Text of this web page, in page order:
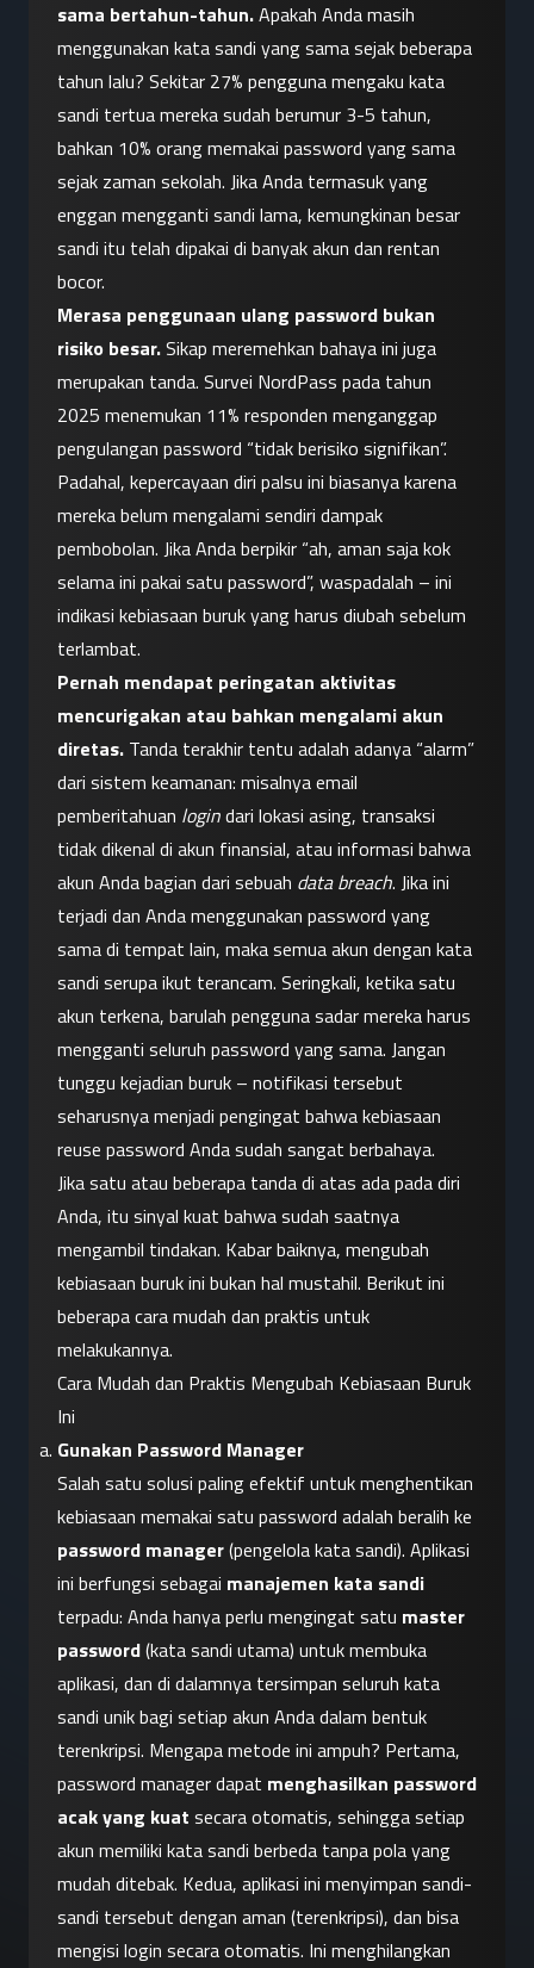
sama bertahun-tahun. Apakah Anda masih
menggunakan kata sandi yang sama sejak beberapa
tahun lalu? Sekitar 27% pengguna mengaku kata
sandi tertua mereka sudah berumur 3-5 tahun,
bahkan 10% orang memakai password yang sama
sejak zaman sekolah. Jika Anda termasuk yang
enggan mengganti sandi lama, kemungkinan besar
sandi itu telah dipakai di banyak akun dan rentan
bocor.
Merasa penggunaan ulang password bukan
risiko besar. Sikap meremehkan bahaya ini juga
merupakan tanda. Survei NordPass pada tahun
2025 menemukan 11% responden menganggap
pengulangan password “tidak berisiko signifikan”.
Padahal, kepercayaan diri palsu ini biasanya karena
mereka belum mengalami sendiri dampak
pembobolan. Jika Anda berpikir “ah, aman saja kok
selama ini pakai satu password”, waspadalah – ini
indikasi kebiasaan buruk yang harus diubah sebelum
terlambat.
Pernah mendapat peringatan aktivitas
mencurigakan atau bahkan mengalami akun
diretas. Tanda terakhir tentu adalah adanya “alarm”
dari sistem keamanan: misalnya email
pemberitahuan login dari lokasi asing, transaksi
tidak dikenal di akun finansial, atau informasi bahwa
akun Anda bagian dari sebuah data breach. Jika ini
terjadi dan Anda menggunakan password yang
sama di tempat lain, maka semua akun dengan kata
sandi serupa ikut terancam. Seringkali, ketika satu
akun terkena, barulah pengguna sadar mereka harus
mengganti seluruh password yang sama. Jangan
tunggu kejadian buruk – notifikasi tersebut
seharusnya menjadi pengingat bahwa kebiasaan
reuse password Anda sudah sangat berbahaya.
Jika satu atau beberapa tanda di atas ada pada diri
Anda, itu sinyal kuat bahwa sudah saatnya
mengambil tindakan. Kabar baiknya, mengubah
kebiasaan buruk ini bukan hal mustahil. Berikut ini
beberapa cara mudah dan praktis untuk
melakukannya.
Cara Mudah dan Praktis Mengubah Kebiasaan Buruk
Ini
Gunakan Password Manager
Salah satu solusi paling efektif untuk menghentikan
password manager (pengelola kata sandi). Aplikasi
ini berfungsi sebagai manajemen kata sandi
terpadu: Anda hanya perlu mengingat satu master
password (kata sandi utama) untuk membuka
aplikasi, dan di dalamnya tersimpan seluruh kata
sandi unik bagi setiap akun Anda dalam bentuk
terenkripsi. Mengapa metode ini ampuh? Pertama,
password manager dapat menghasilkan password
acak yang kuat secara otomatis, sehingga setiap
akun memiliki kata sandi berbeda tanpa pola yang
mudah ditebak. Kedua, aplikasi ini menyimpan sandi-
sandi tersebut dengan aman (terenkripsi), dan bisa
mengisi login secara otomatis. Ini menghilangkan